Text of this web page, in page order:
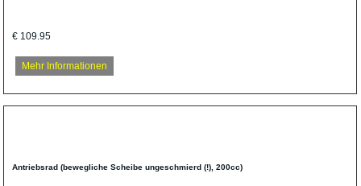
€ 109.95
Mehr Informationen
Antriebsrad (bewegliche Scheibe ungeschmierd (!), 200cc)